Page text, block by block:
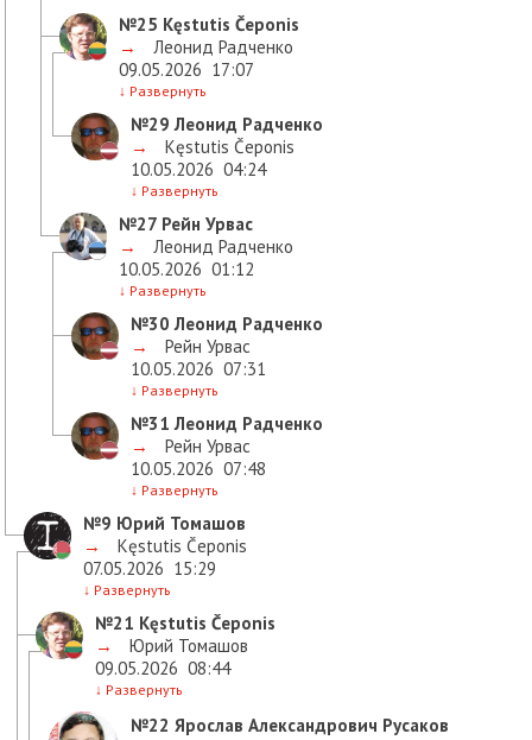
№25 Kęstutis Čeponis
→
Леонид Радченко
09.05.2026 17:07
↓ Развернуть
№29 Леонид Радченко
→
Kęstutis Čeponis
10.05.2026 04:24
↓ Развернуть
№27 Рейн Урвас
→
Леонид Радченко
10.05.2026 01:12
↓ Развернуть
№30 Леонид Радченко
→
Рейн Урвас
10.05.2026 07:31
↓ Развернуть
№31 Леонид Радченко
→
Рейн Урвас
10.05.2026 07:48
↓ Развернуть
№9 Юрий Томашов
→
Kęstutis Čeponis
07.05.2026 15:29
↓ Развернуть
№21 Kęstutis Čeponis
→
Юрий Томашов
09.05.2026 08:44
↓ Развернуть
№22 Ярослав Александрович Русаков